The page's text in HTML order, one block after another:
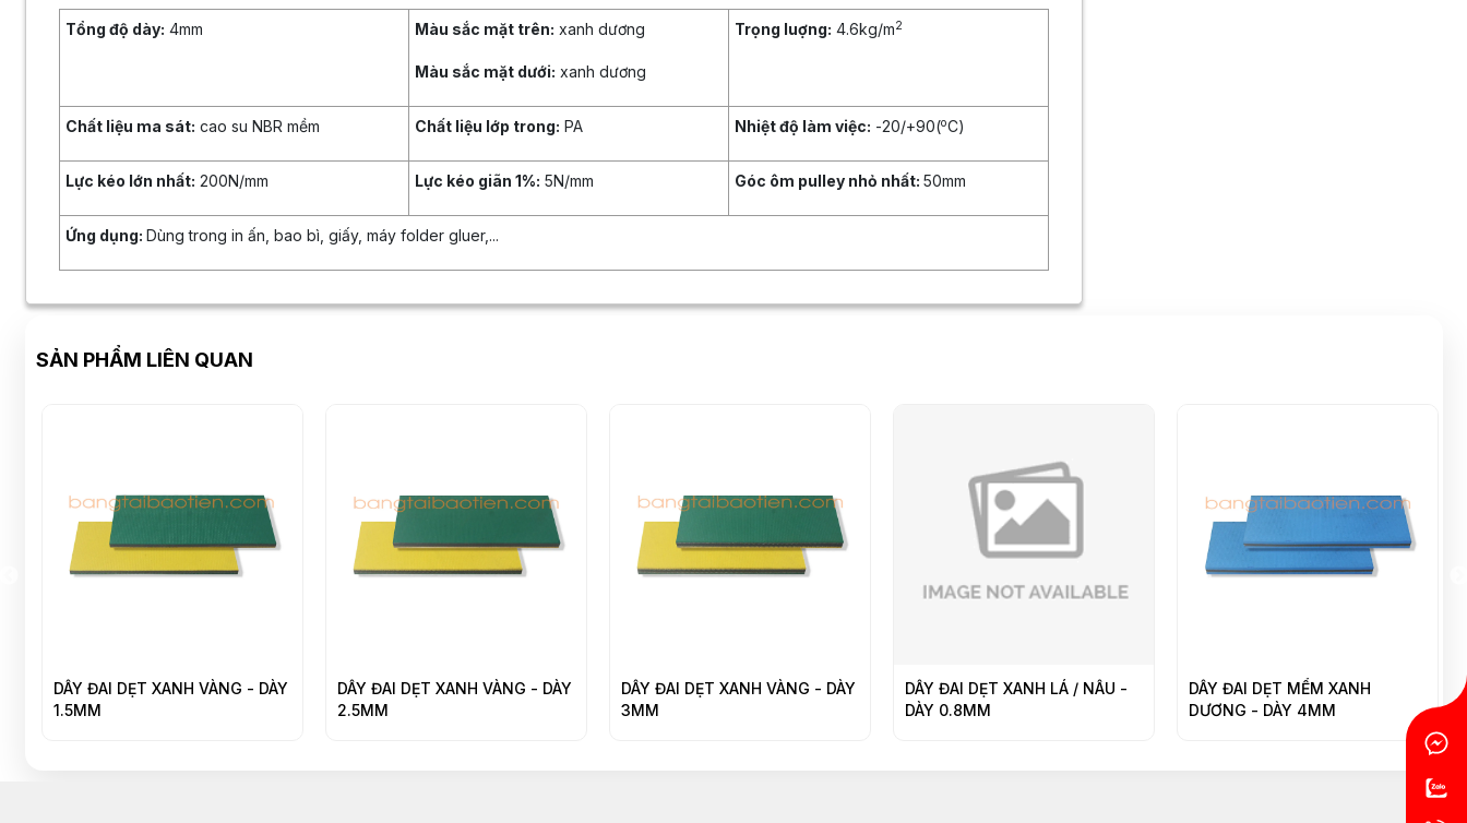
Tổng độ dày: 4mm Màu sắc mặt trên: xanh dương
Màu sắc mặt dưới: xanh dương
Trọng luợng: 4.6kg/m2
Chất liệu ma sát: cao su NBR mềm Chất liệu lớp trong: PA Nhiệt độ làm việc: -20/+90(oC)
Lực kéo lớn nhất: 200N/mm Lực kéo giãn 1%: 5N/mm Góc ôm pulley nhỏ nhất: 50mm
Ứng dụng: Dùng trong in ấn, bao bì, giấy, máy folder gluer,...
SẢN PHẨM LIÊN QUAN
DÂY ĐAI DẸT XANH VÀNG - DÀY
1.5MM
DÂY ĐAI DẸT XANH VÀNG - DÀY
2.5MM
DÂY ĐAI DẸT XANH VÀNG - DÀY
3MM
DÂY ĐAI DẸT XANH LÁ / NÂU -
DÀY 0.8MM
DÂY ĐAI DẸT MỂM XANH
DƯƠNG - DÀY 4MM